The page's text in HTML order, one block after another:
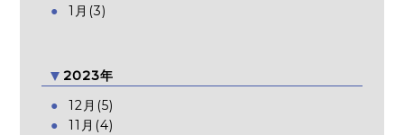
1月(3)
2023年
12月(5)
11月(4)